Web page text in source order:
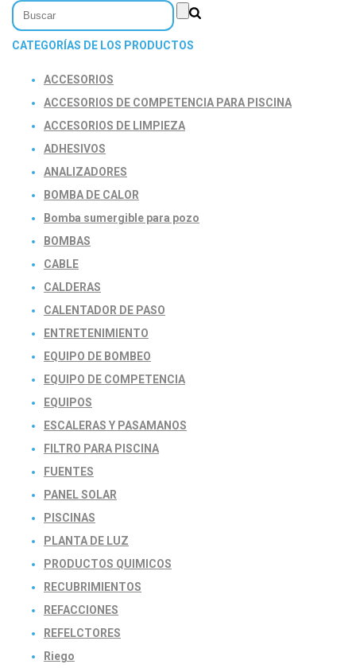
CATEGORÍAS DE LOS PRODUCTOS
ACCESORIOS
ACCESORIOS DE COMPETENCIA PARA PISCINA
ACCESORIOS DE LIMPIEZA
ADHESIVOS
ANALIZADORES
BOMBA DE CALOR
Bomba sumergible para pozo
BOMBAS
CABLE
CALDERAS
CALENTADOR DE PASO
ENTRETENIMIENTO
EQUIPO DE BOMBEO
EQUIPO DE COMPETENCIA
EQUIPOS
ESCALERAS Y PASAMANOS
FILTRO PARA PISCINA
FUENTES
PANEL SOLAR
PISCINAS
PLANTA DE LUZ
PRODUCTOS QUIMICOS
RECUBRIMIENTOS
REFACCIONES
REFELCTORES
Riego